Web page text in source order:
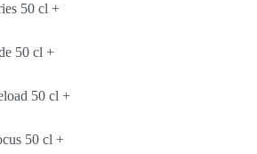
50 cl +
50 cl +
50 cl +
50 cl +